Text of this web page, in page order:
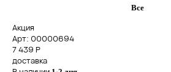
Все
Акция
Арт: 00000694
7 439 Р
доставка